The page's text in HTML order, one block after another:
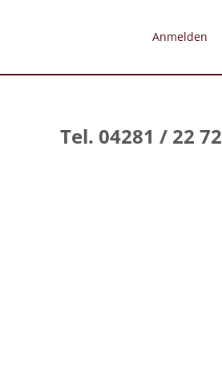
Anmelden
Tel. 04281 / 22 72